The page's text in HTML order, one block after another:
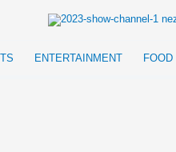
ENTERTAINMENT FOOD